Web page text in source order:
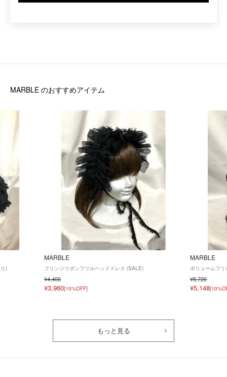
MARBLE のおすすめアイテム
)
MARBLE
フリンジリボンフリルヘッドドレス (SALE)
¥4,400
¥3,960[10%OFF]
MARBLE
ボリュームフ
¥5,720
¥5,148
もっと見る